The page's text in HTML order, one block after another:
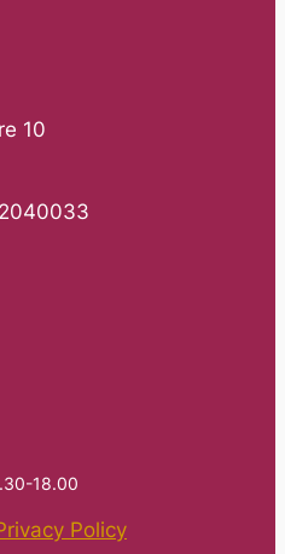
10
18.00
Policy